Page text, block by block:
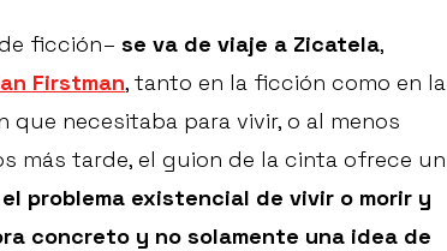
ficción– se va de viaje a Zicatela,
Firstman, tanto en la ficción como en la
que necesitaba para vivir, o al menos
más tarde, el guion de la cinta ofrece un
problema existencial de vivir o morir y
concreto y no solamente una idea de